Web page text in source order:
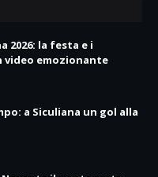
2026: la festa e i
emozionante
a Siculiana un gol alla